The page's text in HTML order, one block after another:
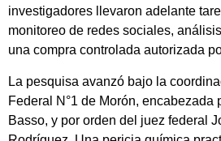
investigadores llevaron adelante
monitoreo de redes sociales,
una compra controlada autorizada
La pesquisa avanzó bajo la
Federal N°1 de Morón, encabezada
Basso, y por orden del juez federal